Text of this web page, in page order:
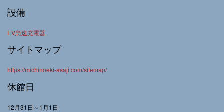
設備
EV急速充電器
サイトマップ
https://michinoeki-asaji.com/sitemap/
休館日
12月31日～1月1日